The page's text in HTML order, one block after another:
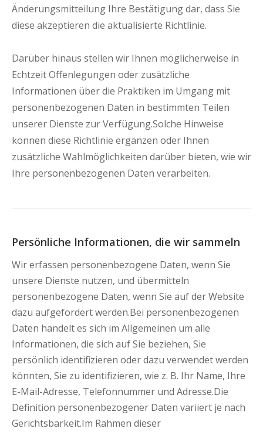
Änderungsmitteilung Ihre Bestätigung dar, dass Sie
diese akzeptieren die aktualisierte Richtlinie.
Darüber hinaus stellen wir Ihnen möglicherweise in
Echtzeit Offenlegungen oder zusätzliche
Informationen über die Praktiken im Umgang mit
personenbezogenen Daten in bestimmten Teilen
unserer Dienste zur Verfügung.Solche Hinweise
können diese Richtlinie ergänzen oder Ihnen
zusätzliche Wahlmöglichkeiten darüber bieten, wie wir
Ihre personenbezogenen Daten verarbeiten.
Persönliche Informationen, die wir sammeln
Wir erfassen personenbezogene Daten, wenn Sie
unsere Dienste nutzen, und übermitteln
personenbezogene Daten, wenn Sie auf der Website
dazu aufgefordert werden.Bei personenbezogenen
Daten handelt es sich im Allgemeinen um alle
Informationen, die sich auf Sie beziehen, Sie
persönlich identifizieren oder dazu verwendet werden
könnten, Sie zu identifizieren, wie z. B. Ihr Name, Ihre
E-Mail-Adresse, Telefonnummer und Adresse.Die
Definition personenbezogener Daten variiert je nach
Gerichtsbarkeit.Im Rahmen dieser